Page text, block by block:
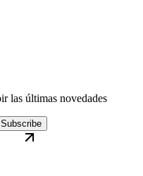
las últimas novedades
Subscribe